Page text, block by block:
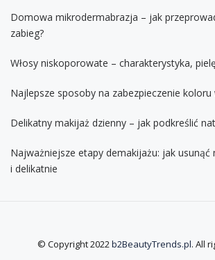
Domowa mikrodermabrazja – jak
zabieg?
Włosy niskoporowate – charakterystyka,
Najlepsze sposoby na zabezpieczenie koloru
Delikatny makijaż dzienny – jak podkreślić
Najważniejsze etapy demakijażu: jak usunąć
i delikatnie
© Copyright 2022b2BeautyTrends.pl. All